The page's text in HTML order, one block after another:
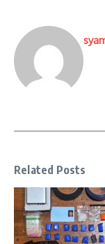
Related Posts